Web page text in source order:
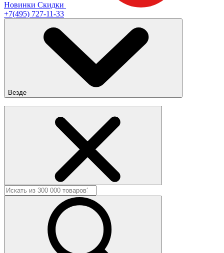
Новинки Скидки
+7(495) 727-11-33
Везде